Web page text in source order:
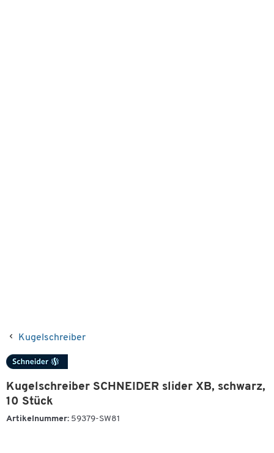
Kugelschreiber
Kugelschreiber SCHNEIDER slider XB, schwarz,
10 Stück
Artikelnummer: 59379-SW81